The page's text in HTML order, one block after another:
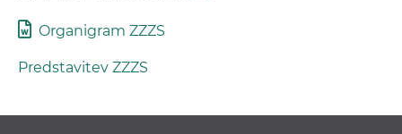
Organigram ZZZS
Predstavitev ZZZS